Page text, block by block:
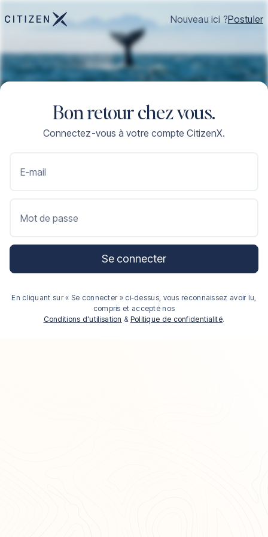
Nouveau ici ?Postuler
Bon retour chez vous.
Connectez-vous à votre compte CitizenX.
E-mail
Mot de passe
Se connecter
En cliquant sur « Se connecter » ci-dessus, vous reconnaissez avoir lu,
compris et accepté nos
Conditions d'utilisation & Politique de confidentialité.